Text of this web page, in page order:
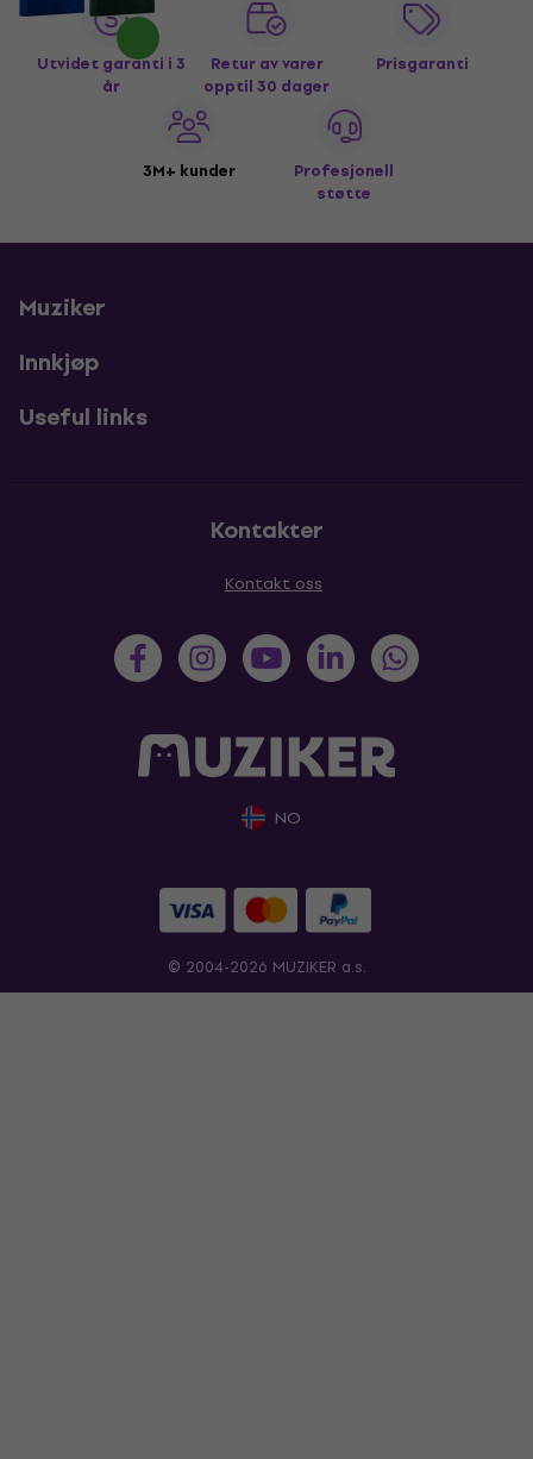
Utvidet garanti i 3
år
Retur av varer
opptil 30 dager
Prisgaranti
3M+ kunder
Profesjonell
støtte
Muziker
Innkjøp
Useful links
Kontakter
Kontakt oss
NO
© 2004-2026 MUZIKER a.s.